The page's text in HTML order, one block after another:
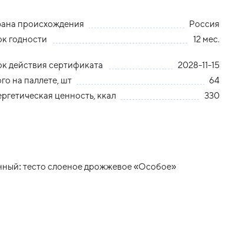
происхождения
Россия
годности
12 мес.
действия сертификата
2028-11-15
на паллете, шт
64
ценность, ккал
330
тесто слоеное дрожжевое «Особое»